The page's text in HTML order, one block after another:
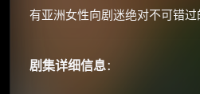
有亚洲女性向剧迷绝对不可错过
剧集详细信息：